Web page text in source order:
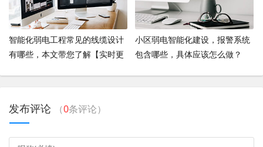
智能化弱电工程常见的线缆设计
有哪些，本文带您了解【实时更
小区弱电智能化建设，报警系统
包含哪些，具体应该怎么做？
发布评论 （0条评论）